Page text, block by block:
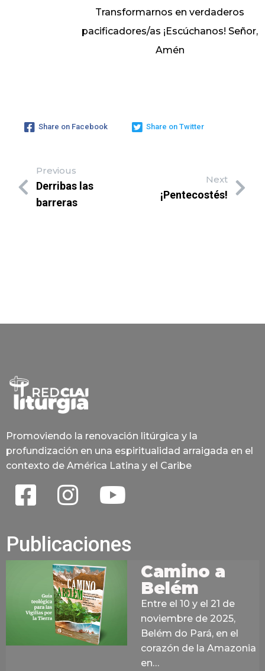
Transformarnos en verdaderos
pacificadores/as ¡Escúchanos! Señor,
Amén
Share on Facebook Share on Twitter
Previous
Derribas las
barreras
Next
¡Pentecostés!
Promoviendo la renovación litúrgica y la
profundización en una espiritualidad arraigada en el
contexto de América Latina y el Caribe
Publicaciones
Camino a
Belém
Entre el 10 y el 21 de
noviembre de 2025,
Belém do Pará, en el
corazón de la Amazonia
en…